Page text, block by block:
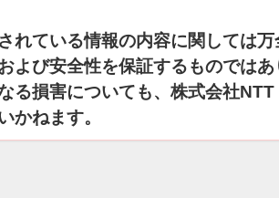
れている情報の内容に関しては万
よび安全性を保証するものでは
る損害についても、株式会社
かねます。